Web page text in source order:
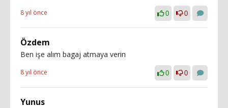
8 yıl önce 0 0
Özdem
Ben işe alım bagaj atmaya verin
8 yıl önce 0 0
Yunus